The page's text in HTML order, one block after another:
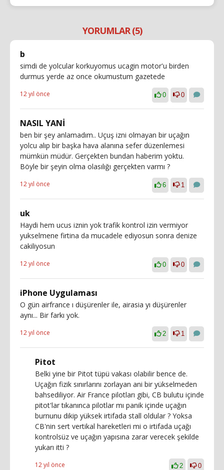
YORUMLAR (5)
b
simdi de yolcular korkuyomus ucagin motor'u birden
durmus yerde az once okumustum gazetede
12 yıl önce 0 0
NASIL YANİ
ben bir şey anlamadım.. Uçuş izni olmayan bir uçağın
yolcu alıp bir başka hava alanına sefer düzenlemesi
mümkün müdür. Gerçekten bundan haberim yoktu.
Böyle bir şeyin olma olasılığı gerçekten varmı ?
12 yıl önce 6 1
uk
Haydi hem ucus iznin yok trafik kontrol izin vermiyor
yukselmene firtina da mucadele ediyosun sonra denize
cakiliyosun
12 yıl önce 0 0
iPhone Uygulaması
O gün airfrance ı düşürenler ile, airasia yı düşürenler
aynı... Bir farkı yok.
12 yıl önce 2 1
Pitot
Belki yine bir Pitot tüpü vakası olabilir bence de.
Uçağın fizik sınırlarını zorlayan ani bir yükselmeden
bahsediliyor. Air France pilotları gibi, CB bulutu içinde
pitot'lar tıkanınca pilotlar mı panik içinde uçağın
burnunu dikip yüksek irtifada stall oldular ? Yoksa
CB'nin sert vertikal hareketleri mi o irtifada uçağı
kontrolsüz ve uçağın yapısına zarar verecek şekilde
yukarı itti ?
12 yıl önce 2 0